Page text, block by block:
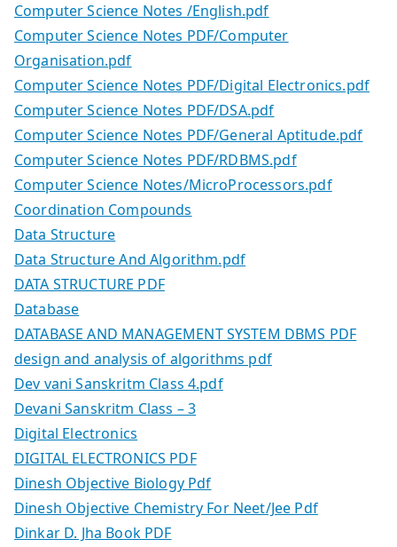
Computer Science Notes /English.pdf
Computer Science Notes PDF/Computer
Organisation.pdf
Computer Science Notes PDF/Digital Electronics.pdf
Computer Science Notes PDF/DSA.pdf
Computer Science Notes PDF/General Aptitude.pdf
Computer Science Notes PDF/RDBMS.pdf
Computer Science Notes/MicroProcessors.pdf
Coordination Compounds
Data Structure
Data Structure And Algorithm.pdf
DATA STRUCTURE PDF
Database
DATABASE AND MANAGEMENT SYSTEM DBMS PDF
design and analysis of algorithms pdf
Dev vani Sanskritm Class 4.pdf
Devani Sanskritm Class – 3
Digital Electronics
DIGITAL ELECTRONICS PDF
Dinesh Objective Biology Pdf
Dinesh Objective Chemistry For Neet/Jee Pdf
Dinkar D. Jha Book PDF